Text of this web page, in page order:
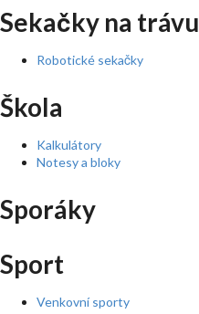
Sekačky na trávu
Robotické sekačky
Škola
Kalkulátory
Notesy a bloky
Sporáky
Sport
Venkovní sporty